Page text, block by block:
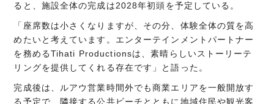
ると、施設全体の完成は2028年初頭を予定している。
「座席数は小さくなりますが、その分、体験全体の質を高
めたいと考えています。エンターテインメントパートナー
を務めるTihati Productionsは、素晴らしいストーリーテ
リングを提供してくれる存在です」と語った。
完成後は、ルアウ営業時間外でも商業エリアを一般開放す
る予定で、隣接する公共ビーチとともに地域住民や観光客